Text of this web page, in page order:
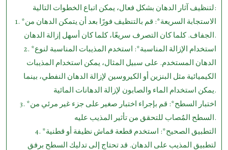
لتنظيف آثار الدهان بشكل فعال، يمكن اتباع الخطوات التالية:
1. *الاستجابة السريعة*: قم بالتنظيف فورًا بعد أن يتمكن الدهان من
الجفاف. كلما كان التصرف سريعًا، كلما كان أسهل إزالة الدهان.
2. *استخدام الإزالة المناسبة*: استخدم المذيبات المناسبة لنوع
الدهان المستخدم. على سبيل المثال، يمكن استخدام المذيبات
الكيميائية مثل البنزين أو الكيروسين لإزالة الدهان النفطي، بينما
يمكن استخدام الماء والصابون لإزالة الدهانات المائية.
3. *اختبار السطح*: قم بإجراء اختبار صغير على جزء غير مرئي من
السطح المُصاب للتحقق من تأثير المذيب عليه.
4. *التطبيق الصحيح*: استخدم قطعة قماش نظيفة أو قطنية
لتطبيق المذيب على الدهان. قد تحتاج إلى تدليك السطح برفق